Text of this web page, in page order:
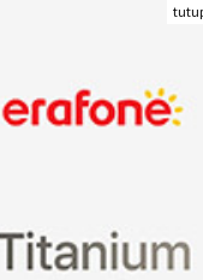
Kuota Pengiriman